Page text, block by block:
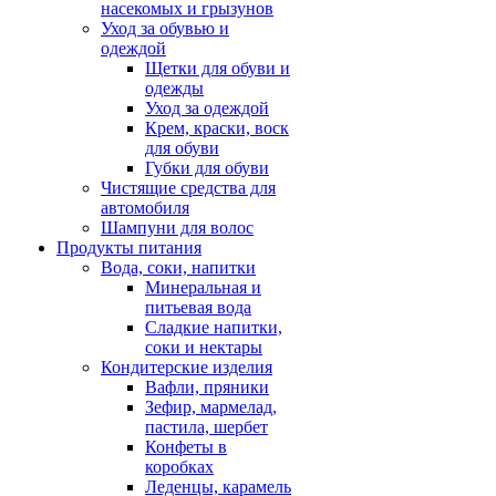
насекомых и грызунов
Уход за обувью и
одеждой
Щетки для обуви и
одежды
Уход за одеждой
Крем, краски, воск
для обуви
Губки для обуви
Чистящие средства для
автомобиля
Шампуни для волос
Продукты питания
Вода, соки, напитки
Минеральная и
питьевая вода
Сладкие напитки,
соки и нектары
Кондитерские изделия
Вафли, пряники
Зефир, мармелад,
пастила, шербет
Конфеты в
коробках
Леденцы, карамель